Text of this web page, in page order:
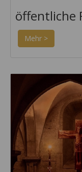
öffentliche